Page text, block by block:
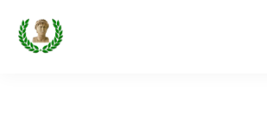
Skip